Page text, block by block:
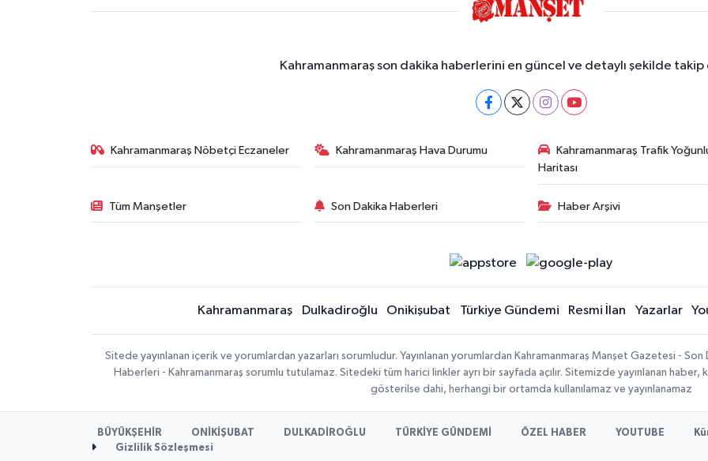
Kahramanmaraş son dakika haberlerini en güncel ve detaylı şekilde
Kahramanmaraş Nöbetçi Eczaneler Kahramanmaraş Hava Durumu
Kahramanmaraş Trafik
Haritası
Tüm Manşetler Son Dakika Haberleri Haber Arşivi
Kahramanmaraş Dulkadiroğlu Onikişubat Türkiye Gündemi Resmi İlan Yazarlar
Sitede yayınlanan içerik ve yorumlardan yazarları sorumludur. Yayınlanan yorumlardan Kahramanmaraş Manşet Gazetesi -
Haberleri - Kahramanmaraş sorumlu tutulamaz. Sitedeki tüm harici linkler ayrı bir sayfada açılır. Sitemizde yayınlanan haber,
gösterilse dahi, herhangi bir ortamda kullanılamaz ve yayınlanamaz
BÜYÜKŞEHİR ONİKİŞUBAT DULKADİROĞLU TÜRKİYE GÜNDEMİ ÖZEL HABER YOUTUBE
Gizlilik Sözleşmesi